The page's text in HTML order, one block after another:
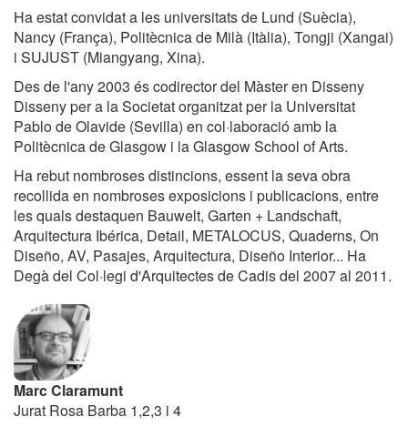
Ha estat convidat a les universitats de Lund (Suècia),
Nancy (França), Politècnica de Milà (Itàlia), Tongji (Xangai)
i SUJUST (Miangyang, Xina).
Des de l'any 2003 és codirector del Màster en Disseny
Disseny per a la Societat organitzat per la Universitat
Pablo de Olavide (Sevilla) en col·laboració amb la
Politècnica de Glasgow i la Glasgow School of Arts.
Ha rebut nombroses distincions, essent la seva obra
recollida en nombroses exposicions i publicacions, entre
les quals destaquen Bauwelt, Garten + Landschaft,
Arquitectura Ibérica, Detail, METALOCUS, Quaderns, On
Diseño, AV, Pasajes, Arquitectura, Diseño Interior... Ha
Degà del Col·legi d'Arquitectes de Cadis del 2007 al 2011.
Marc Claramunt
Jurat Rosa Barba 1,2,3 i 4